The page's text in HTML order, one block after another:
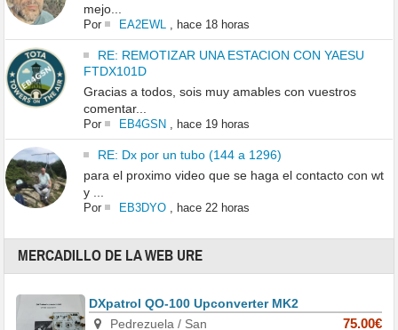
mejo...
Por EA2EWL hace 18 horas
RE: REMOTIZAR UNA ESTACION CON YAESU
FTDX101D
Gracias a todos, sois muy amables con vuestros
comentar...
Por EB4GSN, hace 19 horas
RE: Dx por un tubo (144 a 1296)
para el proximo video que se haga el contacto con wt
y ...
Por EB3DYO, hace 22 horas
MERCADILLO DE LA WEB URE
DXpatrol QO-100 Upconverter MK2
Pedrezuela / San
75.00€